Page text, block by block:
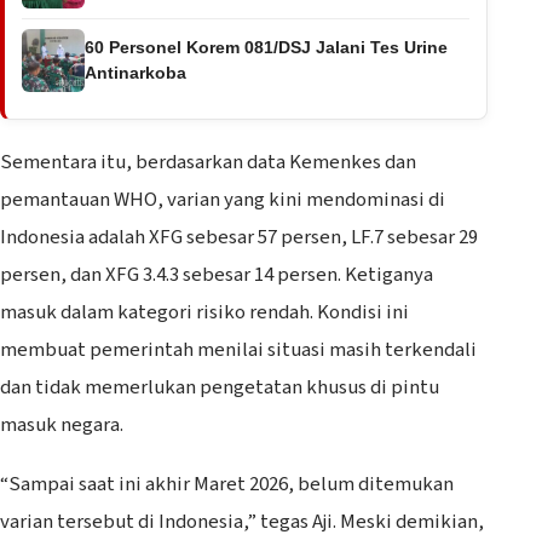
60 Personel Korem 081/DSJ Jalani Tes Urine
Antinarkoba
Sementara itu, berdasarkan data Kemenkes dan
pemantauan WHO, varian yang kini mendominasi di
Indonesia adalah XFG sebesar 57 persen, LF.7 sebesar 29
persen, dan XFG 3.4.3 sebesar 14 persen. Ketiganya
masuk dalam kategori risiko rendah. Kondisi ini
membuat pemerintah menilai situasi masih terkendali
dan tidak memerlukan pengetatan khusus di pintu
masuk negara.
“Sampai saat ini akhir Maret 2026, belum ditemukan
varian tersebut di Indonesia,” tegas Aji. Meski demikian,